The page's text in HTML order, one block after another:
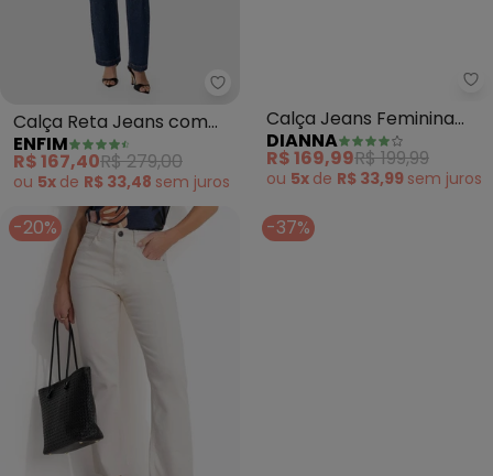
Enfim - Calça Reta Jeans com
Calça Reta Jeans com
Tachas (Azul Escuro)
ENFIM
R$ 167,40R$ 279,00
ou 5x de R$ 33,48 sem juros
Calça Jeans Feminina
Wide Leg Cintura Alta
(Azul)
DIANNA
R$ 169,99R$ 199,99
ou 5x de R$ 33,99 semjuros
-20% -37%